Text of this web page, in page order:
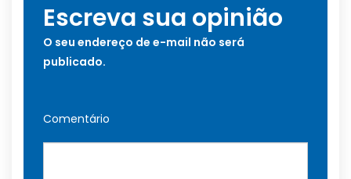
Escreva sua opinião
O seu endereço de e-mail não será
publicado.
Comentário